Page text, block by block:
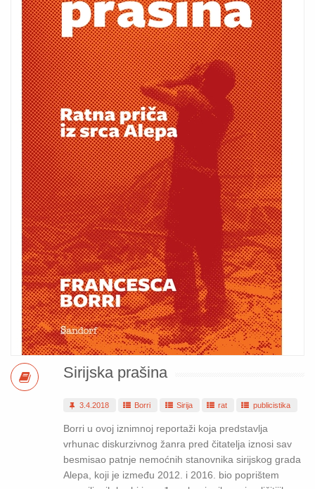
Sirijska prašina
3.4.2018 Borri Sirija rat publicistika
Borri u ovoj iznimnoj reportaži koja predstavlja
vrhunac diskurzivnog žanra pred čitatelja iznosi sav
besmisao patnje nemoćnih stanovnika sirijskog grada
Alepa, koji je između 2012. i 2016. bio poprištem